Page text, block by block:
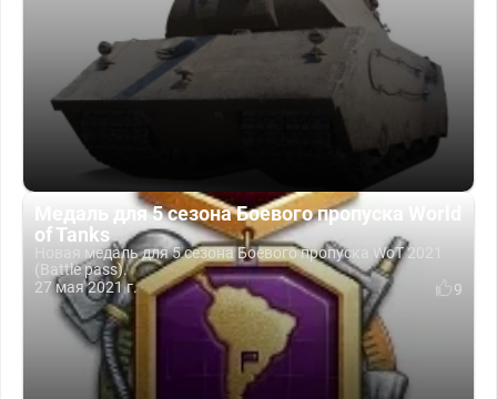
Медаль для 5 сезона Боевого пропуска World
of Tanks
Новая медаль для 5 сезона Боевого пропуска WoT 2021
(Battle pass).
27 мая 2021 г.
9